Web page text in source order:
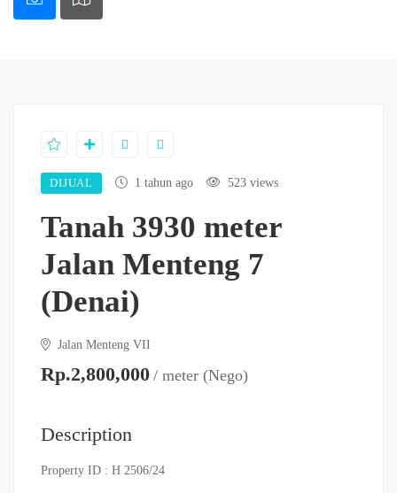
DIJUAL 1 tahun ago 523 views
Tanah 3930 meter
Jalan Menteng 7
(Denai)
Jalan Menteng VII
Rp.2,800,000 / meter (Nego)
Description
Property ID : H 2506/24